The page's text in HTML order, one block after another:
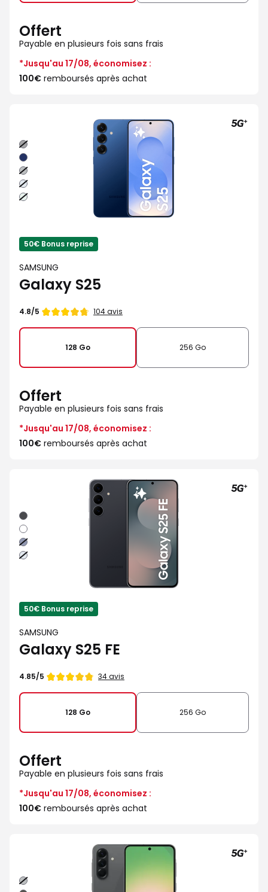
Offert
Payable en plusieurs fois sans frais
*Jusqu'au 17/08, économisez :
100€ remboursés après achat
Noir
absolu
Bleu
nuit
Gris
Bleu
clair
Vert
d'eau
50€ Bonus reprise
SAMSUNG
Galaxy S25
Note
4.8/5 104 avis
128 Go 256 Go
Offert
Payable en plusieurs fois sans frais
*Jusqu'au 17/08, économisez :
100€ remboursés après achat
Noir
absolu
Blanc
Bleu
nuit
Bleu
clair
50€ Bonus reprise
SAMSUNG
Galaxy S25 FE
Note
4.85/5 34 avis
128 Go 256 Go
Offert
Payable en plusieurs fois sans frais
*Jusqu'au 17/08, économisez :
100€ remboursés après achat
Gris